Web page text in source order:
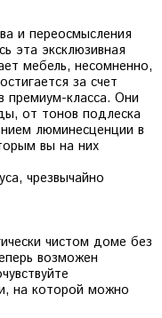
и переосмысления
эта эксклюзивная
мебель, несомненно,
за счет
премиум-класса. Они
от тонов подлеска
люминесценции в
вы на них
чрезвычайно
чистом доме без
возможен
на которой можно